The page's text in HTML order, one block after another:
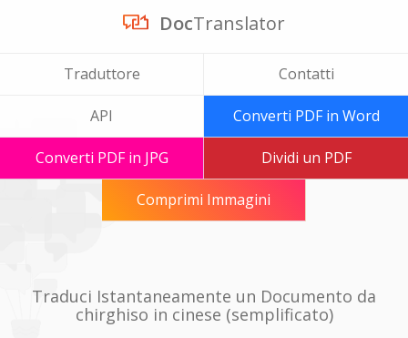
DocTranslator
Traduttore Contatti
API Converti PDF in Word
Converti PDF in JPG Dividi un PDF
Comprimi Immagini
Traduci Istantaneamente un Documento da
chirghiso in cinese (semplificato)